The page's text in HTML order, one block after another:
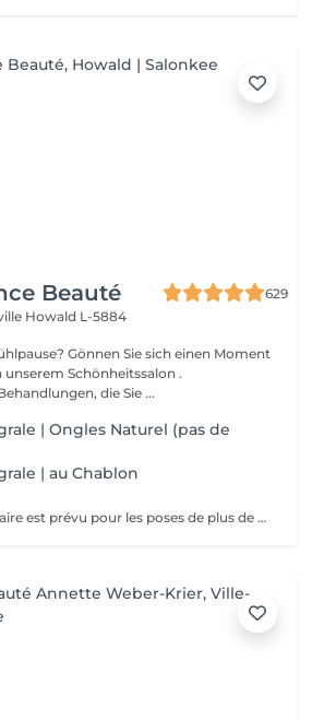
Beauté
629
Howald L-5884
sich einen Moment
unserem Schönheitssalon .
die Sie ...
| Ongles Naturel (pas de
| au Chablon
Un ajustement tarifaire est prévu pour les poses de plus de 4 semaines nécessitant un travail de restructuration .